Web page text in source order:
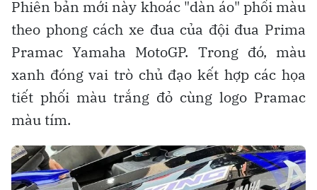
Phiên bản mới này khoác "dàn áo" phối màu
theo phong cách xe đua của đội đua Prima
Pramac Yamaha MotoGP. Trong đó, màu
xanh đóng vai trò chủ đạo kết hợp các họa
tiết phối màu trắng đỏ cùng logo Pramac
màu tím.